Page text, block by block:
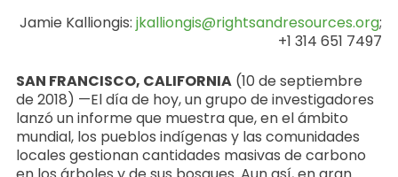
Jamie Kalliongis:jkalliongis@rightsandresources.org;
+1 314 651 7497
SAN FRANCISCO, CALIFORNIA(10 de septiembre
de 2018) —El día de hoy, un grupo de investigadores
lanzó un informe que muestra que, en el ámbito
mundial, los pueblos indígenas y las comunidades
locales gestionan cantidades masivas de carbono